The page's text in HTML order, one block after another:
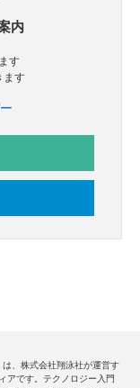
内
す
ます
は、株式会社翔泳社が運営す
アです。テクノロジー入門